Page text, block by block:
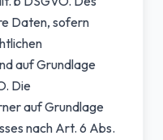
Daten, sofern
auf Grundlage
Die
auf Grundlage
nach Art. 6 Abs.